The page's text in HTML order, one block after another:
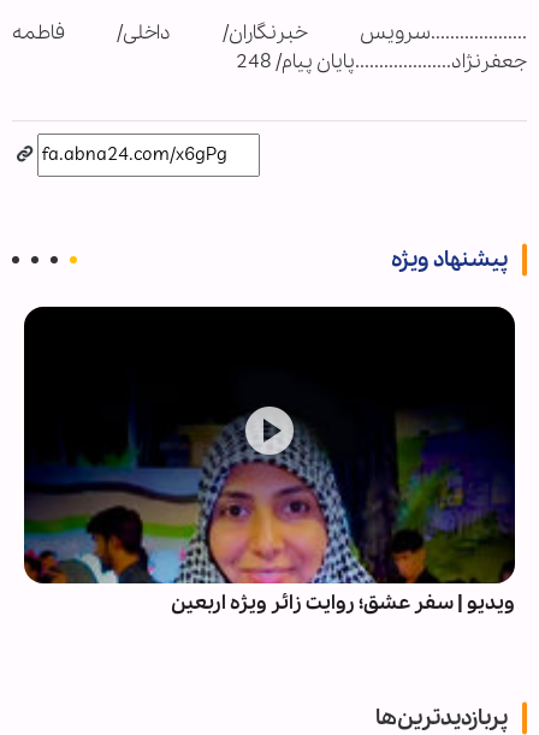
....................سرویس خبرنگاران/ داخلی/ فاطمه
جعفرنژاد....................پایان پیام/ 248
پیشنهاد ویژه
ویدیو | سفر عشق؛ روایت زائر ویژه اربعین
پربازدیدترین‌ها